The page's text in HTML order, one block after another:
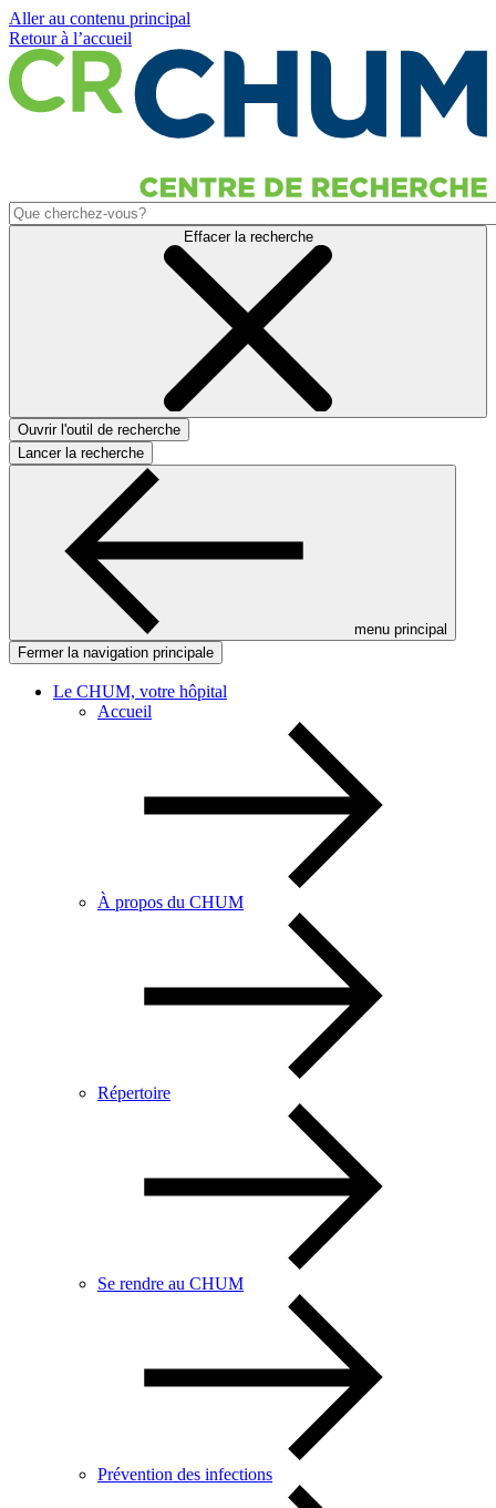
Aller au contenu principal
Retour à l’accueil
Effacer la recherche
Ouvrir l'outil de recherche
Lancer la recherche
menu principal
Fermer la navigation principale
Le CHUM, votre hôpital
Accueil
À propos du CHUM
Répertoire
Se rendre au CHUM
Prévention des infections